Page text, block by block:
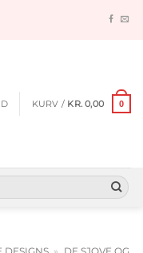
KURV / KR.0,00 0